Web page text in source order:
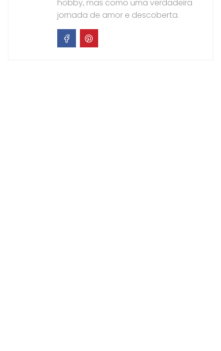
hobby, mas como uma verdadeira
jornada de amor e descoberta.